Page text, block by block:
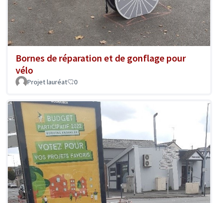
Bornes de réparation et de gonflage pour
vélo
Projet lauréat 0